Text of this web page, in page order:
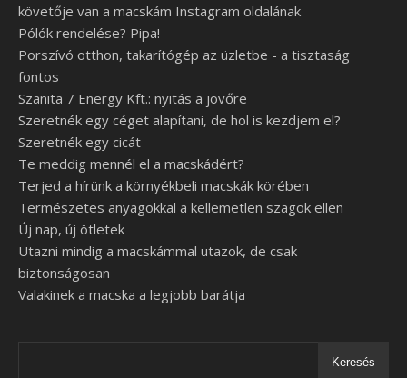
követője van a macskám Instagram oldalának
Pólók rendelése? Pipa!
Porszívó otthon, takarítógép az üzletbe - a tisztaság
fontos
Szanita 7 Energy Kft.: nyitás a jövőre
Szeretnék egy céget alapítani, de hol is kezdjem el?
Szeretnék egy cicát
Te meddig mennél el a macskádért?
Terjed a hírünk a környékbeli macskák körében
Természetes anyagokkal a kellemetlen szagok ellen
Új nap, új ötletek
Utazni mindig a macskámmal utazok, de csak
biztonságosan
Valakinek a macska a legjobb barátja
Keresés